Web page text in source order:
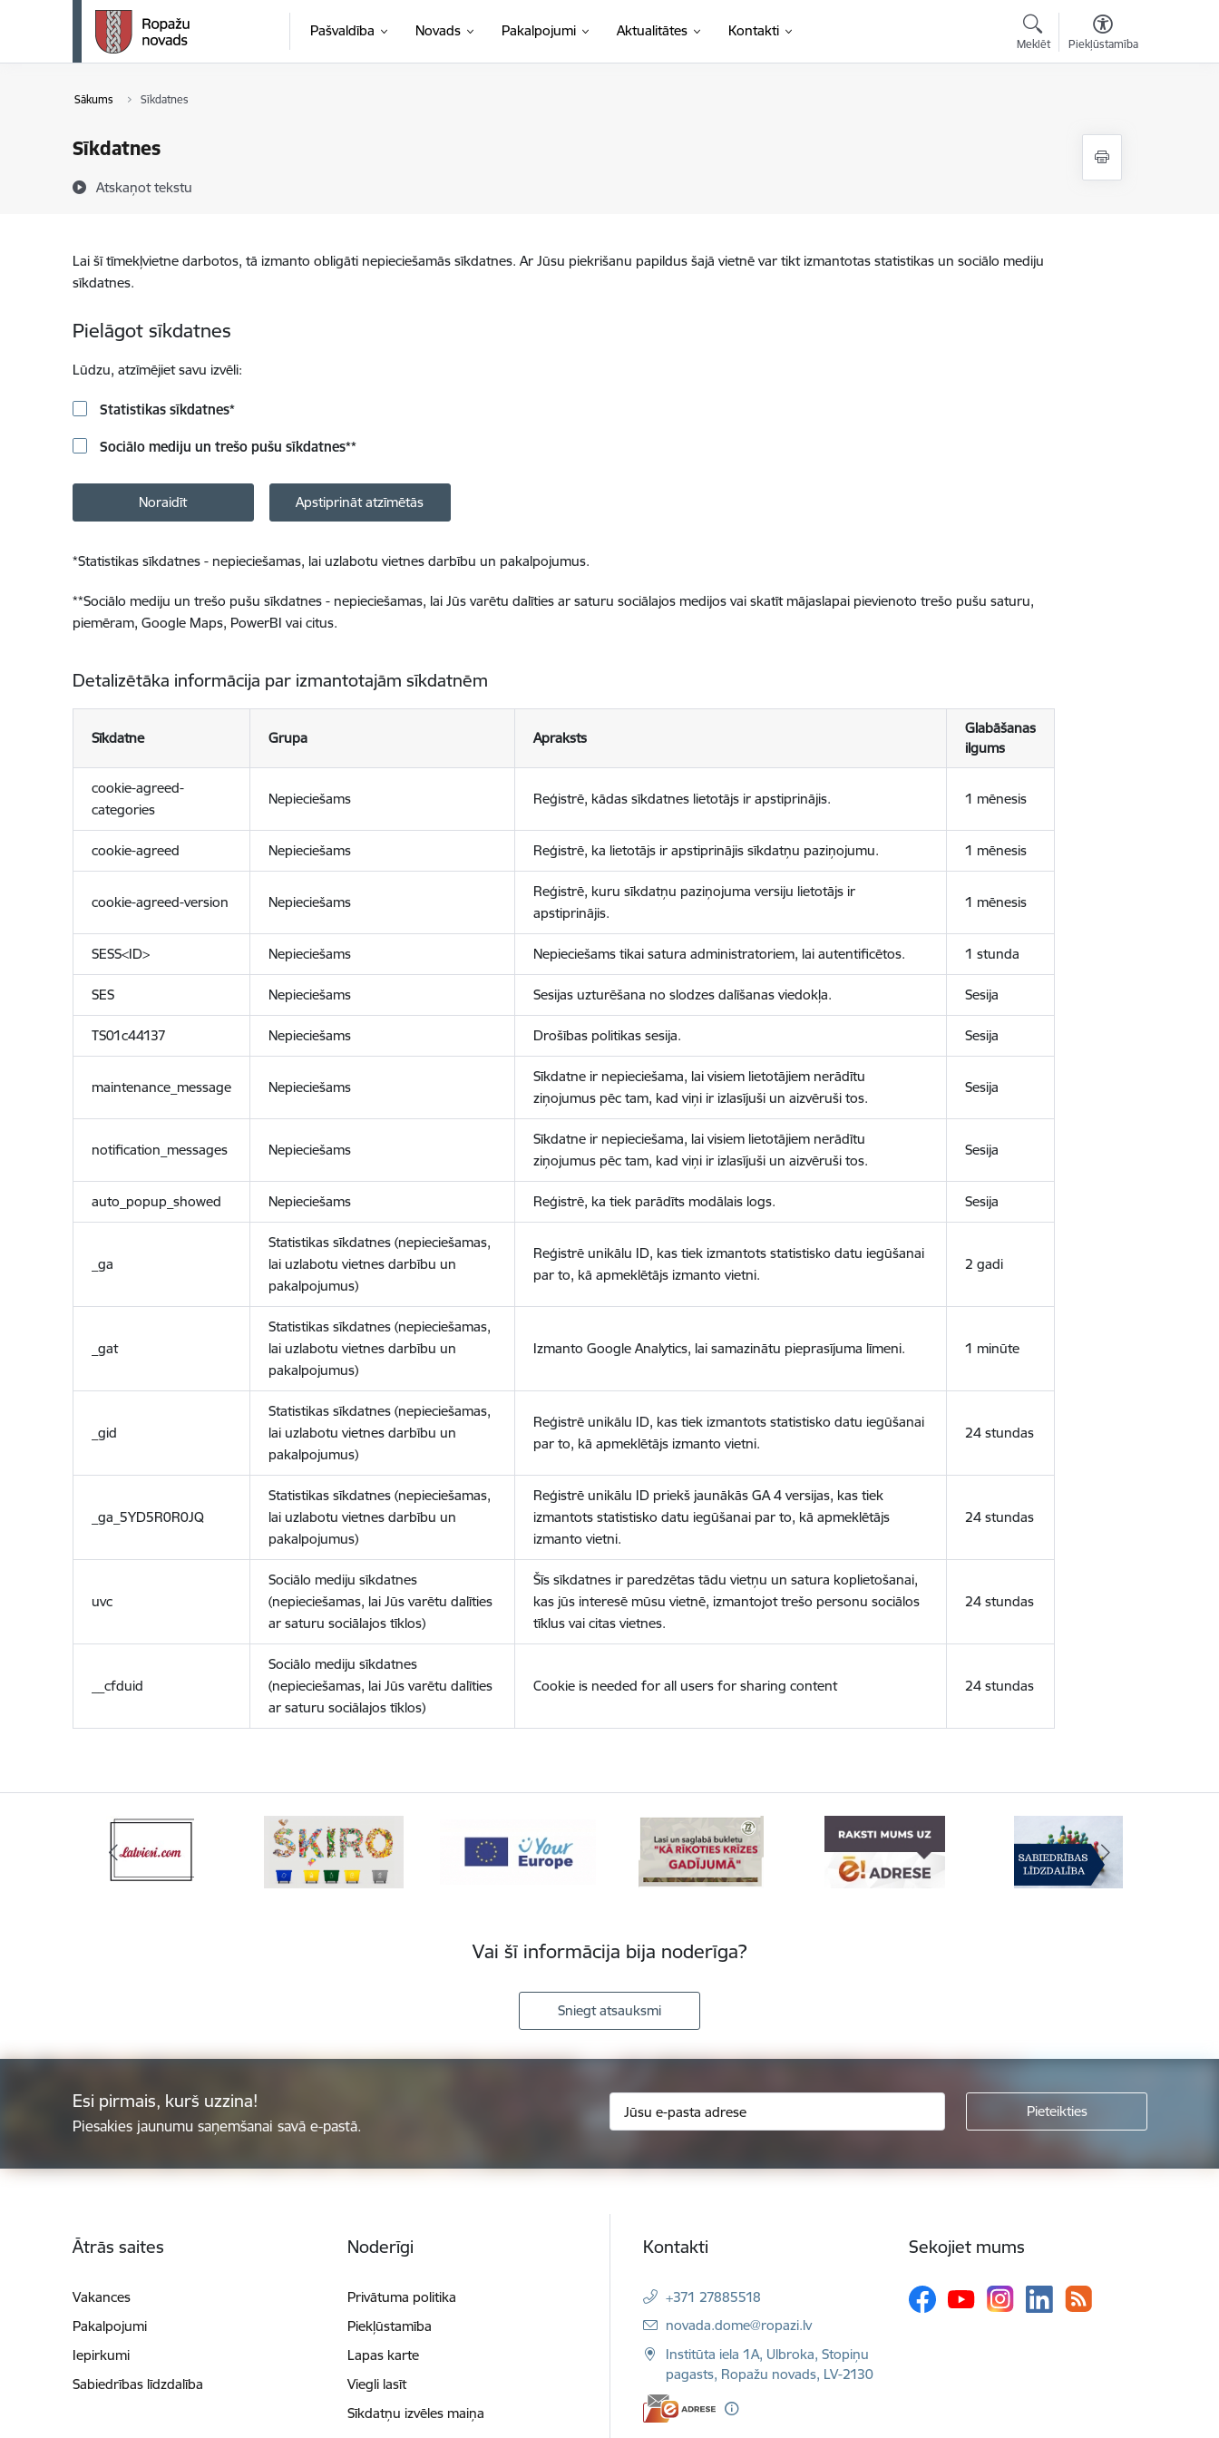
Pāriet uz lapas saturu
Pašvaldība Novads Pakalpojumi Aktualitātes Kontakti
Meklēt Piekļūstamība
Sākums Sīkdatnes
Sīkdatnes
Atskaņot tekstu
Lai šī tīmekļvietne darbotos, tā izmanto obligāti nepieciešamās sīkdatnes. Ar Jūsu piekrišanu papildus šajā vietnē var tikt izmantotas statistikas un sociālo mediju
sīkdatnes.
Pielāgot sīkdatnes
Lūdzu, atzīmējiet savu izvēli:
Statistikas sīkdatnes*
Sociālo mediju un trešo pušu sīkdatnes**
Noraidīt Apstiprināt atzīmētās
*Statistikas sīkdatnes - nepieciešamas, lai uzlabotu vietnes darbību un pakalpojumus.
**Sociālo mediju un trešo pušu sīkdatnes - nepieciešamas, lai Jūs varētu dalīties ar saturu sociālajos medijos vai skatīt mājaslapai pievienoto trešo pušu saturu,
piemēram, Google Maps, PowerBI vai citus.
Detalizētāka informācija par izmantotajām sīkdatnēm
Sīkdatne Grupa Apraksts
Glabāšanas
ilgums
cookie-agreed-
categories
Nepieciešams Reģistrē, kādas sīkdatnes lietotājs ir apstiprinājis. 1 mēnesis
cookie-agreed Nepieciešams Reģistrē, ka lietotājs ir apstiprinājis sīkdatņu paziņojumu. 1 mēnesis
cookie-agreed-version Nepieciešams
Reģistrē, kuru sīkdatņu paziņojuma versiju lietotājs ir
apstiprinājis.
1 mēnesis
SESS<ID> Nepieciešams Nepieciešams tikai satura administratoriem, lai autentificētos. 1 stunda
SES Nepieciešams Sesijas uzturēšana no slodzes dalīšanas viedokļa. Sesija
TS01c44137 Nepieciešams Drošības politikas sesija. Sesija
maintenance_message Nepieciešams
Sīkdatne ir nepieciešama, lai visiem lietotājiem nerādītu
ziņojumus pēc tam, kad viņi ir izlasījuši un aizvēruši tos.
Sesija
notification_messages Nepieciešams
Sīkdatne ir nepieciešama, lai visiem lietotājiem nerādītu
ziņojumus pēc tam, kad viņi ir izlasījuši un aizvēruši tos.
Sesija
auto_popup_showed Nepieciešams Reģistrē, ka tiek parādīts modālais logs. Sesija
_ga
Statistikas sīkdatnes (nepieciešamas,
lai uzlabotu vietnes darbību un
pakalpojumus)
Reģistrē unikālu ID, kas tiek izmantots statistisko datu iegūšanai
par to, kā apmeklētājs izmanto vietni.
2 gadi
_gat
Statistikas sīkdatnes (nepieciešamas,
lai uzlabotu vietnes darbību un
pakalpojumus)
Izmanto Google Analytics, lai samazinātu pieprasījuma līmeni. 1 minūte
_gid
Statistikas sīkdatnes (nepieciešamas,
lai uzlabotu vietnes darbību un
pakalpojumus)
Reģistrē unikālu ID, kas tiek izmantots statistisko datu iegūšanai
par to, kā apmeklētājs izmanto vietni.
24 stundas
_ga_5YD5R0R0JQ
Statistikas sīkdatnes (nepieciešamas,
lai uzlabotu vietnes darbību un
pakalpojumus)
Reģistrē unikālu ID priekš jaunākās GA 4 versijas, kas tiek
izmantots statistisko datu iegūšanai par to, kā apmeklētājs
izmanto vietni.
24 stundas
uvc
Sociālo mediju sīkdatnes
(nepieciešamas, lai Jūs varētu dalīties
ar saturu sociālajos tīklos)
Šīs sīkdatnes ir paredzētas tādu vietņu un satura koplietošanai,
kas jūs interesē mūsu vietnē, izmantojot trešo personu sociālos
tīklus vai citas vietnes.
24 stundas
__cfduid
Sociālo mediju sīkdatnes
(nepieciešamas, lai Jūs varētu dalīties
ar saturu sociālajos tīklos)
Cookie is needed for all users for sharing content 24 stundas
Vai šī informācija bija noderīga?
Sniegt atsauksmi
Esi pirmais, kurš uzzina!
Piesakies jaunumu saņemšanai savā e-pastā.
Ātrās saites
Vakances
Pakalpojumi
Iepirkumi
Sabiedrības līdzdalība
Noderīgi
Privātuma politika
Piekļūstamība
Lapas karte
Viegli lasīt
Sīkdatņu izvēles maiņa
Kontakti
+371 27885518
E-pasts:
novada.dome@ropazi.lv
Institūta iela 1A, Ulbroka, Stopiņu
pagasts, Ropažu novads, LV-2130
Sekojiet mums